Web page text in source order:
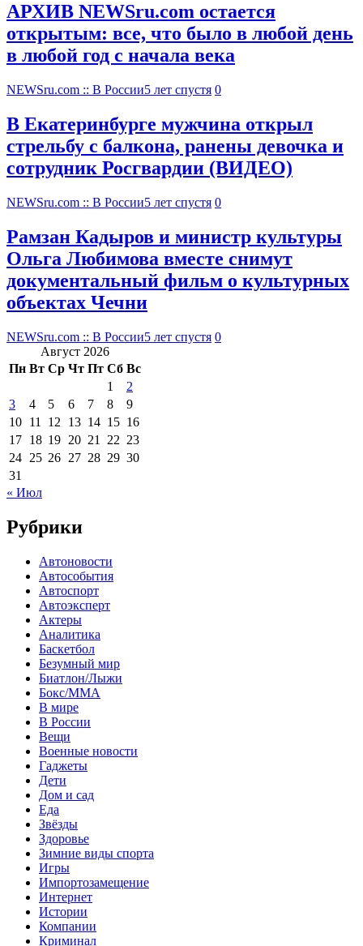
АРХИВ NEWSru.com остается
открытым: все, что было в любой день
в любой год с начала века
NEWSru.com :: В России5 лет спустя 0
В Екатеринбурге мужчина открыл
стрельбу с балкона, ранены девочка и
сотрудник Росгвардии (ВИДЕО)
NEWSru.com :: В России5 лет спустя 0
Рамзан Кадыров и министр культуры
Ольга Любимова вместе снимут
документальный фильм о культурных
объектах Чечни
NEWSru.com :: В России5 лет спустя 0
Август 2026
Пн Вт Ср Чт Пт Сб Вс
1
2
3
4 5 6 7 8
9
10 11 12 13 14 15 16
17 18 19 20 21 22 23
24 25 26 27 28 29 30
31
« Июл
Рубрики
Автоновости
Автособытия
Автоспорт
Автоэксперт
Актеры
Аналитика
Баскетбол
Безумный мир
Биатлон/Лыжи
Бокс/MMA
В мире
В России
Вещи
Военные новости
Гаджеты
Дети
Дом и сад
Еда
Звёзды
Здоровье
Зимние виды спорта
Игры
Импортозамещение
Интернет
Истории
Компании
Криминал